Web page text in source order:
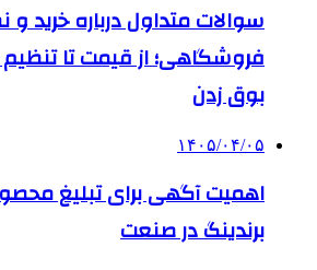
سوالات متداول درباره خرید
فروشگاهی؛ از قیمت تا
بوق زدن
۱۴۰۵/۰۴/۰۵
اهمیت آگهی برای تبلیغ
برندینگ در صنعت